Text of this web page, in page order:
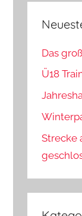
Das
Ü18
Strecke